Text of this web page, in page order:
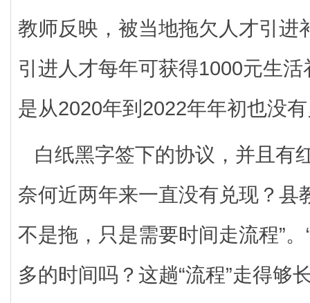
教师反映，被当地拖欠人才引进
引进人才每年可获得1000元生
是从2020年到2022年年初也没
白纸黑字签下的协议，并且有
奈何近两年来一直没有兑现？县
不是拖，只是需要时间走流程”
多的时间吗？这趟“流程”走得够